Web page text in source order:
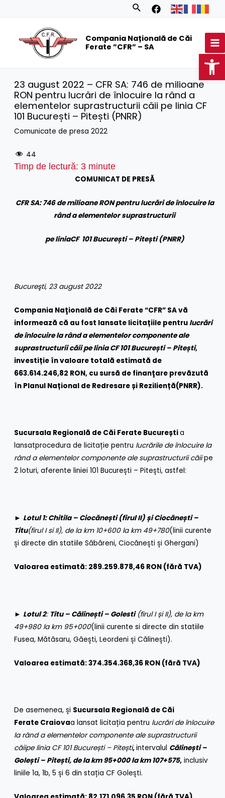
Search
Compania Națională de Căi
Ferate ”CFR” – SA
23 august 2022 – CFR SA: 746 de milioane
RON pentru lucrări de înlocuire la rând a
elementelor suprastructurii căii pe linia CF
101 București – Pitești (PNRR)
Comunicate de presa 2022
44
Timp de lectură: 3 minute
COMUNICAT DE PRESĂ
CFR SA: 746 de milioane RON pentru lucrări de înlocuire la
rând a elementelor suprastructurii
pe liniaCF 101 București – Pitești (PNRR)
Bucureşti, 23 august 2022
Compania Naţională de Căi Ferate “CFR” SA vă
informează că au fost lansate licitațiile pentru lucrări
de înlocuire la rând a elementelor componente ale
suprastructurii căii pe linia CF 101 București – Pitești,
investiție în valoare totală estimată de
663.614.246,82 RON, cu sursă de finanţare prevăzută
în Planul Național de Redresare și Reziliență(PNRR).
Sucursala Regională de Căi Ferate Bucureștia
lansatprocedura de licitație pentru lucrările de înlocuire la
rând a elementelor componente ale suprastructurii căiipe
2 loturi, aferente liniei 101 București – Pitești, astfel:
► Lotul 1: Chitila – Ciocănești (firul II) și Ciocănești –
Titu(firul I si II), de la km 10+600 la km 49+780(linii curente
și directe din statiile Săbăreni, Ciocănești și Ghergani)
Valoarea estimată: 289.259.878,46 RON (fără TVA)
► Lotul 2: Titu – Călinești – Golesti(firul I și II), de la km
49+980 la km 95+000(linii curente si directe din statiile
Fusea, Mătăsaru, Găești, Leordeni și Călinești).
Valoarea estimată: 374.354.368,36 RON (fără TVA)
De asemenea, și Sucursala Regională de Căi
Ferate Craiovaa lansat licitația pentru lucrăride înlocuire
la rând a elementelor componente ale suprastructurii
căiipe linia CF 101 București – Pitești,intervalul Călinești –
Golești – Pitești, de la km 95+000 la km 107+575, inclusiv
liniile 1a, 1b, 5 și 6 din stația CF Golești.